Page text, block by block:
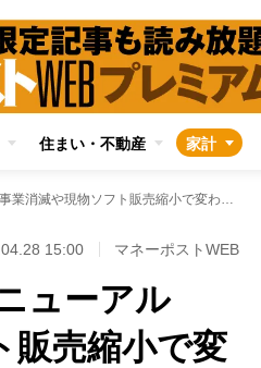
住まい・不動産 家計
TSUTAYAは続々閉店＆事業リニューアル レンタル事業消滅や現物ソフト販売縮小で変わるエンタメとの向き合い方
15:00 マネーポストWEB
ューアル
販売縮小で変